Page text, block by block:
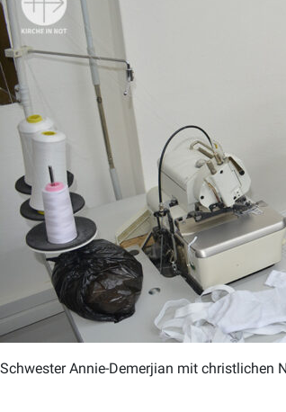
Schwester Annie-Demerjian mit christlichen